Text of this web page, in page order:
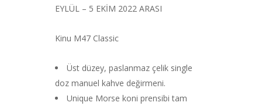
EYLÜL – 5 EKİM 2022 ARASI
Kinu M47 Classic
Üst düzey, paslanmaz çelik single
doz manuel kahve değirmeni.
Unique Morse koni prensibi tam